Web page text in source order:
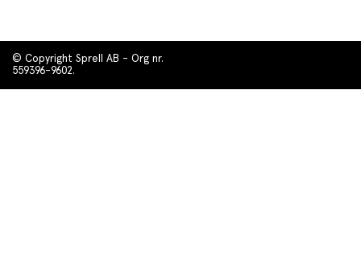
© Copyright Sprell AB - Org nr.
559396-9602.